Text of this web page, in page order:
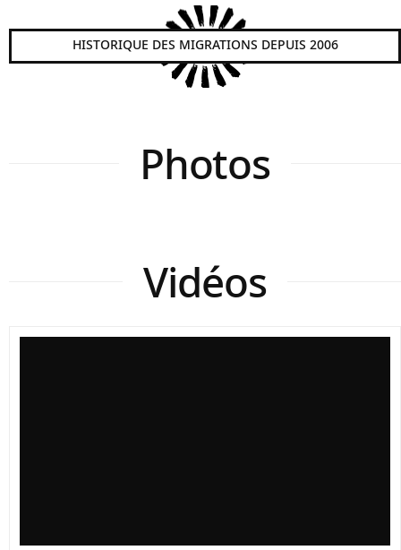
HISTORIQUE DES MIGRATIONS DEPUIS 2006
Photos
Vidéos